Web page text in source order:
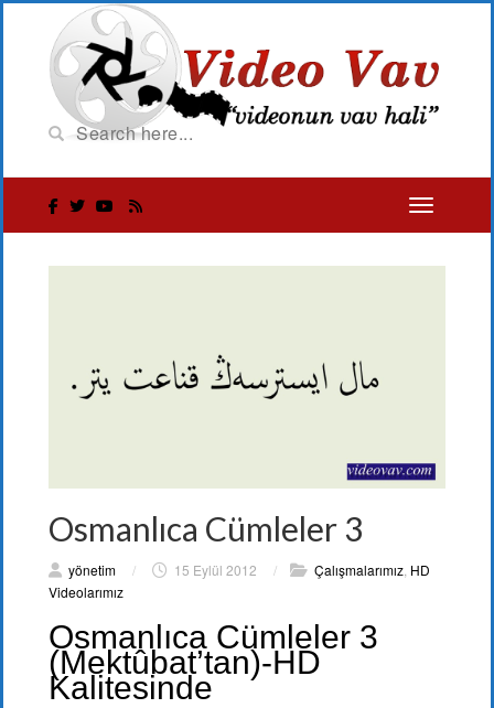
Osmanlıca Cümleler 3
yönetim / 15 Eylül 2012 / Çalışmalarımız, HD
Videolarımız
Osmanlıca Cümleler 3
(Mektûbat’tan)-HD
Kalitesinde